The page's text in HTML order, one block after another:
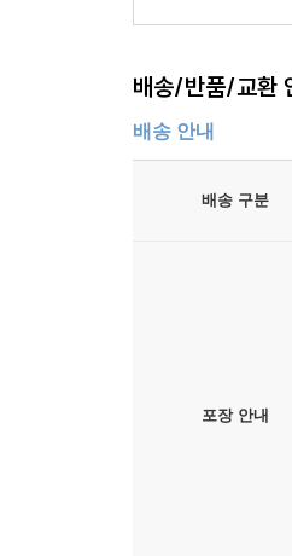
배송/반품/교환
배송 안내
배송 구분
포장 안내